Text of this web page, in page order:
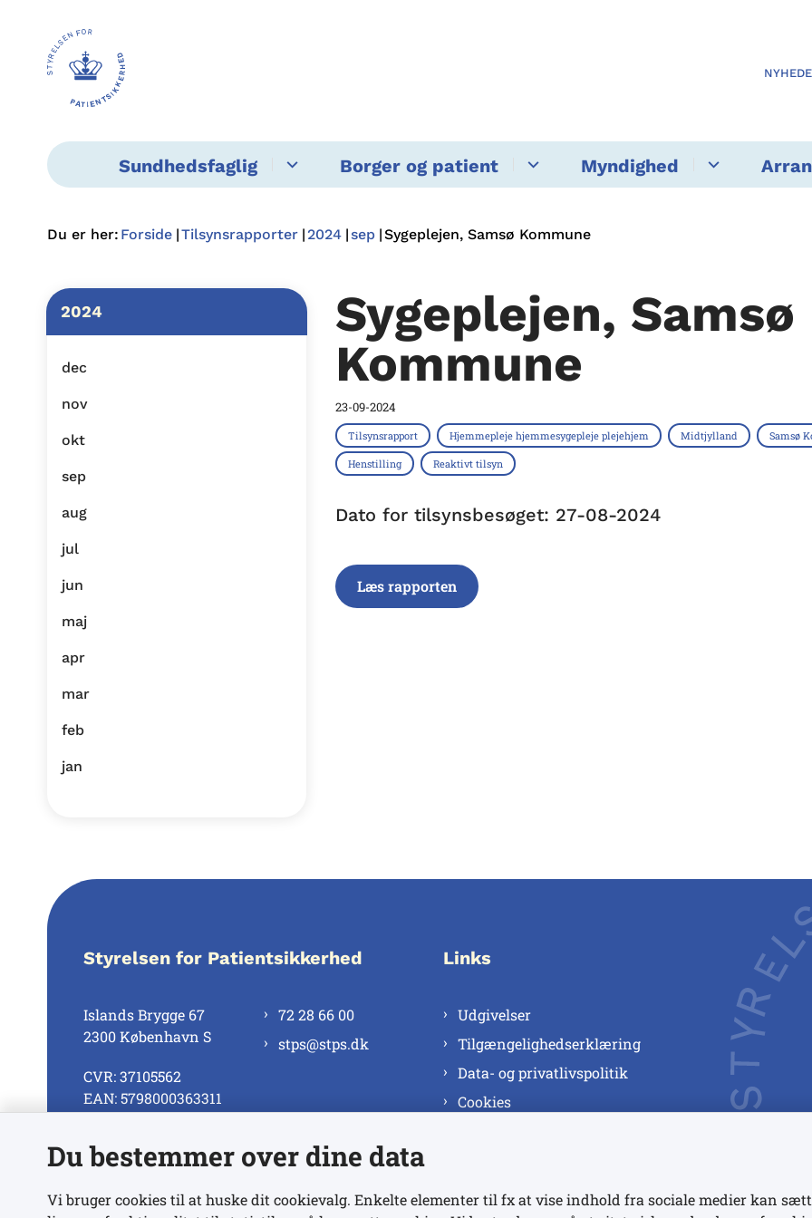
Sundhedsfaglig Borger og patient Myndighed
Du er her: Forside Tilsynsrapporter 2024 sep Sygeplejen, Samsø Kommune
2024
dec
nov
okt
sep
aug
jul
jun
maj
apr
mar
feb
jan
Sygeplejen, Samsø
Kommune
23-09-2024
Tilsynsrapport Hjemmepleje hjemmesygepleje plejehjem Midtjylland Samsø
Henstilling Reaktivt tilsyn
Dato for tilsynsbesøget: 27-08-2024
Læs rapporten
Styrelsen for Patientsikkerhed
Islands Brygge 67
2300 København S
CVR: 37105562
EAN: 5798000363311
72 28 66 00
stps@stps.dk
Se alle kontaktnumre
Links
Udgivelser
Tilgængelighedserklæring
Data- og privatlivspolitik
Cookies
Du bestemmer over dine data
Vi bruger cookies til at huske dit cookievalg. Enkelte elementer til fx at vise indhold fra sociale medier kan